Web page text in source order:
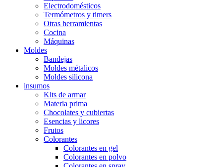
Electrodomésticos
Termómetros y timers
Otras herramientas
Cocina
Máquinas
Moldes
Bandejas
Moldes métalicos
Moldes silicona
insumos
Kits de armar
Materia prima
Chocolates y cubiertas
Esencias y licores
Frutos
Colorantes
Colorantes en gel
Colorantes en polvo